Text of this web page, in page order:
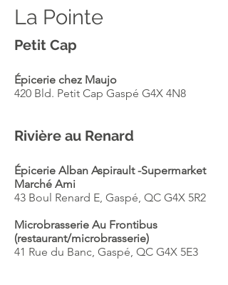
La Pointe
Petit Cap
Épicerie chez Maujo
420 Bld. Petit Cap Gaspé G4X 4N8
Rivière au Renard
Épicerie Alban Aspirault -Supermarket
Marché Ami
43 Boul Renard E, Gaspé, QC G4X 5R2
Microbrasserie Au Frontibus
(restaurant/microbrasserie)
41 Rue du Banc, Gaspé, QC G4X 5E3